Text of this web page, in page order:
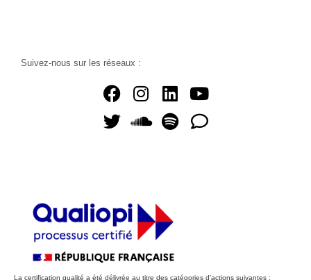
Suivez-nous sur les réseaux :
La certification qualité a été délivrée au titre des catégories d’actions suivantes :